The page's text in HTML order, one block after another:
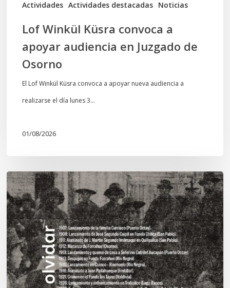
Actividades Actividades destacadas Noticias
Lof Winkül Küsra convoca a
apoyar audiencia en Juzgado de
Osorno
El Lof Winkül Küsra convoca a apoyar nueva audiencia a
realizarse el día lunes 3…
01/08/2026
Chawrakawin:
Palimpsesto
explora
a
través
del
arte